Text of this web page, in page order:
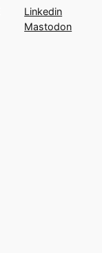
Linkedin
Mastodon